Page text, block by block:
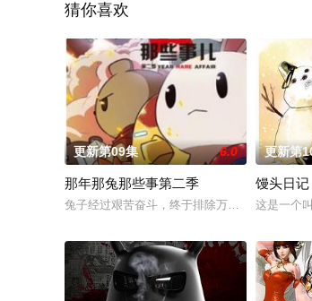
猜你喜欢
更新第09集 6.0
那年那兔那些事第二季
兔子经过艰苦奋斗，终于排除万难建立了新的
更新第
馒头日记
这是一个